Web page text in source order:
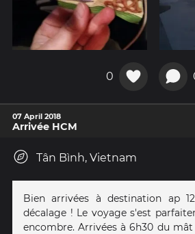
0
07 April 2018
Arrivée HCM
Tân Bình, Vietnam
Bien arrivées à destination ap
décalage ! Le voyage s'est
encombre. Arrivées à 6h30 du mât